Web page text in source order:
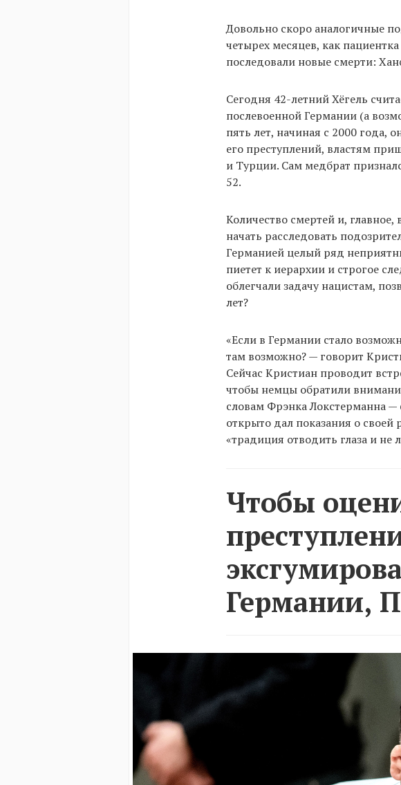
Довольно скоро аналогичные
четырех месяцев, как
последовали новые смерти:
Сегодня 42-летний Хёгель
послевоенной Германии (а
пять лет, начиная с 2000 года,
его преступлений, властям
и Турции. Сам медбрат
52.
Количество смертей и,
начать расследовать
Германией целый ряд
пиетет к иерархии и строгое
облегчали задачу нацистам,
лет?
«Если в Германии стало
там возможно? — говорит
Сейчас Кристиан проводит
чтобы немцы обратили
словам Фрэнка Локстерманна
открыто дал показания о
«традиция отводить глаза и не
Чтобы
Германии,